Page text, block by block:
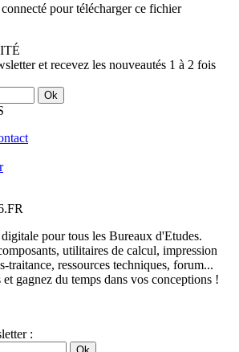
pour télécharger ce fichier
et recevez les nouveautés 1 à 2 fois
Ok
pour tous les Bureaux d'Etudes.
utilitaires de calcul, impression
traitance, ressources techniques, forum...
gagnez du temps dans vos conceptions !
: